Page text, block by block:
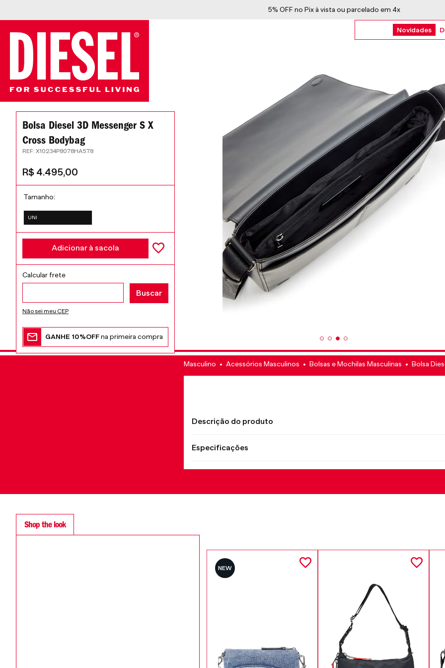
5% OFF no Pix à vista ou parcelado em 4x
Novidades
Bolsa Diesel 3D Messenger S X
Cross Bodybag
: X10234P8078HA578
R$ 4.495,00
Tamanho
UNI
Adicionar à sacola
Não sei meu CEP
GANHE 10%OFFna primeira compra
Masculino Acessórios Masculinos Bolsas e Mochilas Masculinas Bolsa
Descrição do produto
Especificações
Shop the look
NEW